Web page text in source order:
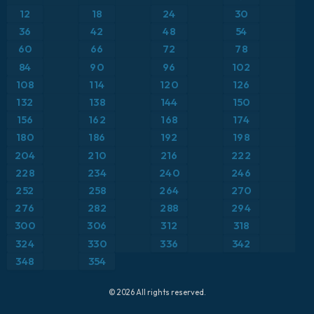
ICON Alemania 2 km
Caribe
Escandinavia
Estados Unidos
Europa
Francia
Grecia
Islandia
Anomalía de temperatura a 850 hPa
Precipitación, nubes y presión
Presión
Temperatura a 2 m
Temperatura a 500 hPa
Temperatura a 850 hPa
Viento a 10 m
Viento a 300 hPa (corriente en chorro)
12 18 24
30
36
42 48
54
60
66 72 78
84 90 96 102
108 114 120
126
132
138 144 150
156 162 168 174
180 186 192
198
204
210 216
222
228
234 240
246
252
258 264 270
276 282 288 294
300 306 312
318
324
330 336
342
348
354
© 2026 All rights reserved.